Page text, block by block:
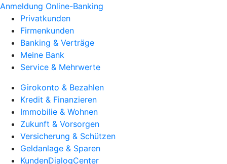
Anmeldung Online-Banking
Privatkunden
Firmenkunden
Banking & Verträge
Meine Bank
Service & Mehrwerte
Girokonto & Bezahlen
Kredit & Finanzieren
Immobilie & Wohnen
Zukunft & Vorsorgen
Versicherung & Schützen
Geldanlage & Sparen
KundenDialogCenter